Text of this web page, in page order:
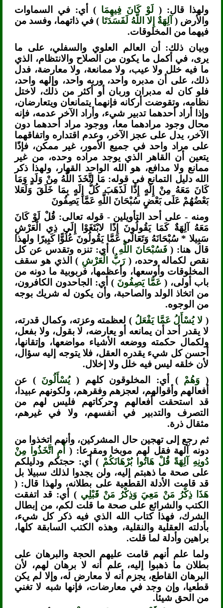
ولهذا قال: (لَوْ كَانَ فِيهِمَا ) أي: في السماوات
والأرض (آلِهَةٌ إِلا اللَّهُ لَفَسَدَتَا ) في ذاتهما، وفسد من
فيهما من المخلوقات.
وبيان ذلك: أن العالم العلوي والسفلي، على ما
يرى، في أكمل ما يكون من الصلاح والانتظام، الذي
ما فيه خلل ولا عيب، ولا ممانعة، ولا معارضة، فدل
ذلك، على أن مدبره واحد، وربه واحد، وإلهه واحد،
فلو كان له مدبران وربان أو أكثر من ذلك، لاختل
نظامه، وتقوضت أركانه فإنهما يتمانعان ويتعارضان،
وإذا أراد أحدهما تدبير شيء، وأراد الآخر عدمه، فإنه
محال وجود مرادهما معا، ووجود مراد أحدهما دون
الآخر، يدل على عجز الآخر، وعدم اقتداره واتفاقهما
على مراد واحد في جميع الأمور، غير ممكن، فإذًا
يتعين أن القاهر الذي يوجد مراده وحده، من غير
ممانع ولا مدافع، هو الله الواحد القهار، ولهذا ذكر
الله دليل التمانع في قوله: مَا اتَّخَذَ اللَّهُ مِنْ وَلَدٍ وَمَا
كَانَ مَعَهُ مِنْ إِلَهٍ إِذًا لَذَهَبَ كُلُّ إِلَهٍ بِمَا خَلَقَ وَلَعَلا
بَعْضُهُمْ عَلَى بَعْضٍ سُبْحَانَ اللَّهِ عَمَّا يَصِفُونَ
ومنه - على أحد التأويلين - قوله تعالى: قُلْ لَوْ كَانَ
مَعَهُ آلِهَةٌ كَمَا يَقُولُونَ إِذًا لابْتَغَوْا إِلَى ذِي الْعَرْشِ
سَبِيلا * سُبْحَانَهُ وَتَعَالَى عَمَّا يَقُولُونَ عُلُوًّا كَبِيرًا ولهذا
قال هنا: (فَسُبْحَانَ اللَّهِ ) أي: تنزه وتقدس عن كل
نقص لكماله وحده، ( رَبُّ الْعَرْشِ ) الذي هو سقف
المخلوقات وأوسعها، وأعظمها، فربوبية ما دونه من
باب أولى، (عَمَّا يَصِفُونَ ) أي: الجاحدون الكافرون،
من اتخاذ الولد والصاحبة، وأن يكون له شريك بوجه
من الوجوه.
(لا يُسْأَلُ عَمَّا يَفْعَلُ ) لعظمته وعزته، وكمال قدرته،
لا يقدر أحد أن يمانعه أو يعارضه، لا بقول، ولا بفعل،
ولكمال حكمته ووضعه الأشياء مواضعها، وإتقانها،
أحسن كل شيء يقدره العقل، فلا يتوجه إليه سؤال،
لأن خلقه ليس فيه خلل ولا إخلال.
(وَهُمْ) أي: المخلوقون كلهم (يُسْأَلُونَ) عن
أفعالهم وأقوالهم، لعجزهم وفقرهم، ولكونهم عبيدا،
قد استحقت أفعالهم وحركاتهم فليس لهم من
التصرف والتدبير في أنفسهم، ولا في غيرهم،
مثقال ذرة.
ثم رجع إلى تهجين حال المشركين، وأنهم اتخذوا من
دونه آلهة فقل لهم موبخا ومقرعا: ( أَمِ اتَّخَذُوا مِنْ
دُونِهِ آلِهَةً قُلْ هَاتُوا بُرْهَانَكُمْ ) أي: حجتكم ودليلكم
على صحة ما ذهبتم إليه، ولن يجدوا لذلك سبيلا بل
قد قامت الأدلة القطعية على بطلانه، ولهذا قال: (
هَذَا ذِكْرُ مَنْ مَعِيَ وَذِكْرُ مَنْ قَبْلِي) أي: قد اتفقت
الكتب والشرائع على صحة ما قلت لكم، من إبطال
الشرك، فهذا كتاب الله الذي فيه ذكر كل شيء،
بأدلته العقلية والنقلية، وهذه الكتب السابقة كلها،
براهين وأدلة لما قلت.
ولما علم أنهم قامت عليهم الحجة والبرهان على
بطلان ما ذهبوا إليه، علم أنه لا برهان لهم، لأن
البرهان القاطع، يجزم أنه لا معارض له، وإلا لم يكن
قطعيا، وإن وجد في معارضات، فإنها شبه لا تغني
من الحق شيئا.